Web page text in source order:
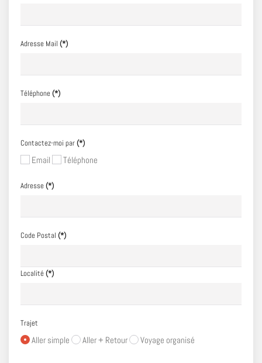
Adresse Mail (*)
Téléphone(*)
Contactez-moi par(*)
Email Téléphone
Adresse(*)
Code Postal (*)
Localité(*)
Trajet
Aller simple Aller + Retour Voyage organisé